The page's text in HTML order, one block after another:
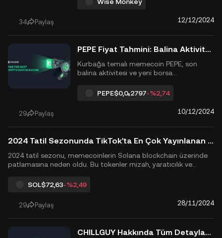
kuruluşu olan Forj tarafından geliştirilen
token, kültürel bilgeliği modern kripto
trendleriyle harmanlamayı hedefliyor.
Lansmanını kutlamak için, Wise Monkey,...
34 Paylaş 12/12/2024
PEPE Fiyat Tahmini: Balina Aktivitesi ve Borsa Listelemeleri Onu 3. En Büyük Memecoin'e Taşıyor
Kurbağa temalı memecoin PEPE, son
balina aktivitesi ve yeni borsa
üzerinde bir piyasa değerine ulaştı. Salı
günü, bir balina Onchain Lens verilerine
göre 14.75 WBTC ve 150,000 USDC
kullanarak 1.58 milyon dolar değerinde
PEPE satın aldı. Bu aktivite, y...
PEPE$0,0₅2797-%2,74
29 Paylaş 10/12/2024
2024 Tatil Sezonunda TikTok'ta En Çok Yayınlanan Viral Christmas Solana Memecoin'leri
2024 tatil sezonu, memecoinlerin Solana blockchain üzerinde
patlamasına neden oldu. Bu tokenler mizah, yaratıcılık ve
de kripto meraklılarına benzersiz fırsatlar sunuyor. TikTok ve
Telegram gibi platformların gü...
SOL$72,63-%2,49
29 Paylaş 28/11/2024
CHILLGUY Hakkında Tüm Detaylar: Viral TikTok Memecoin, 700 milyon doların üzerinde bir piyasa değeriyle %6.000'in üzerinde artış gösteriyor